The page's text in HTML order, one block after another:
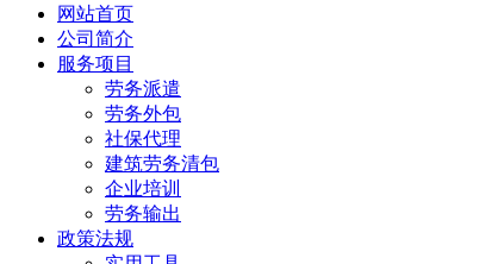
网站首页
公司简介
服务项目
劳务派遣
劳务外包
社保代理
建筑劳务清包
企业培训
劳务输出
政策法规